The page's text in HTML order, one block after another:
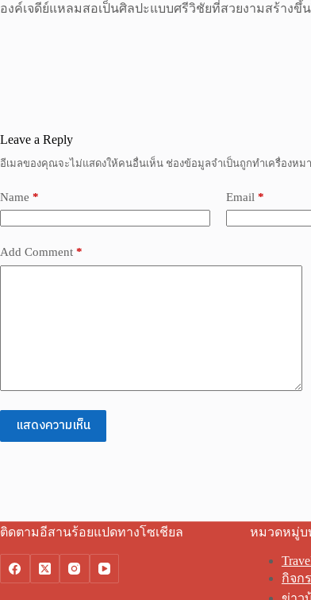
องค์เจดีย์แหลมสอเป็นศิลปะแบบศรีวิชัยที่สวยงามสร้างขึ้
Leave a Reply
อีเมลของคุณจะไม่แสดงให้คนอื่นเห็น ช่องข้อมูลจำเป็นถูกทำเครื่องหม
Name * Email *
Add Comment *
แสดงความเห็น
ติดตามอีสานร้อยแปดทางโซเชียล หมวดหมู่บ
กิจก